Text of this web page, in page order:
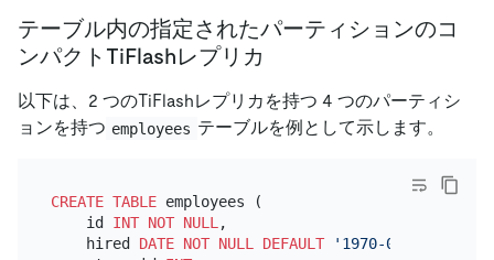
テーブル内の指定されたパーティションのコ
ンパクトTiFlashレプリカ
以下は、2 つのTiFlashレプリカを持つ 4 つのパーティシ
ョンを持つ employees テーブルを例として示します。
CREATE TABLE employees (
    id
INT NOT NULL ,
    hired
DATE NOT NULL DEFAULT '1970-01-01'